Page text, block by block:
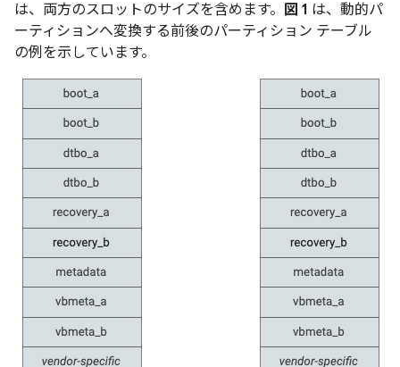
は、両方のスロットのサイズを含めます。
図 1 は、動的パ
ーティションへ変換する前後のパーティション テーブル
の例を示しています。